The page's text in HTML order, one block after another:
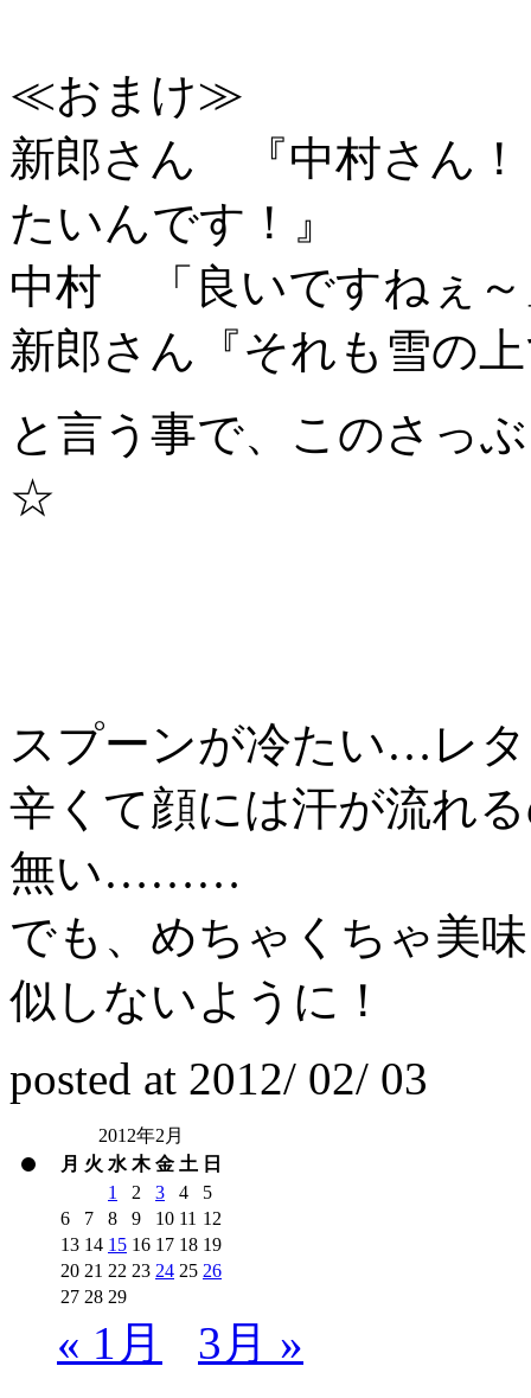
≪おまけ≫
新郎さん 『中村さん
たいんです！』
中村 「良いですねぇ～
新郎さん『それも雪の
と言う事で、このさっ
☆
スプーンが冷たい…レ
辛くて顔には汗が流れ
無い………
でも、めちゃくちゃ美
似しないように！
posted at 2012/ 02/ 03
2012年2月
月 火 水 木 金 土 日
1
2 3 4
5
6
7 8 9 10 11 12
13 14 15 16 17 18 19
20 21 22 23 24 25 26
27 28 29
« 1月 3月 »